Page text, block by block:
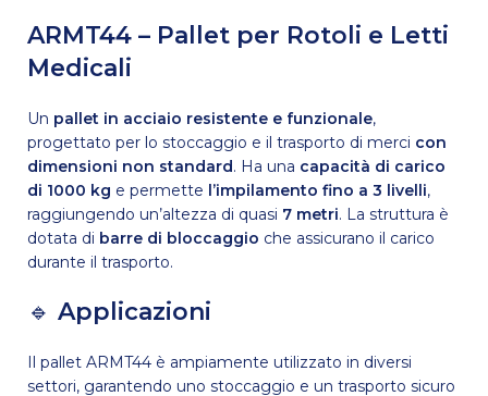
ARMT44 – Pallet per Rotoli e Letti
Medicali
Un pallet in acciaio resistente e funzionale,
progettato per lo stoccaggio e il trasporto di merci con
dimensioni non standard. Ha una capacità di carico
di 1000 kg e permette l’impilamento fino a 3 livelli,
raggiungendo un’altezza di quasi 7 metri. La struttura è
dotata di barre di bloccaggio che assicurano il carico
durante il trasporto.
🔹Applicazioni
Il pallet ARMT44 è ampiamente utilizzato in diversi
settori, garantendo uno stoccaggio e un trasporto sicuro